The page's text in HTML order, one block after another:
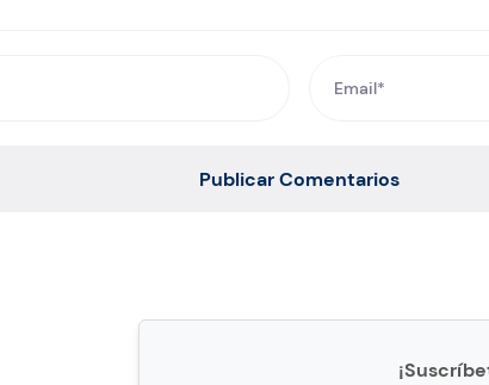
Publicar Comentarios